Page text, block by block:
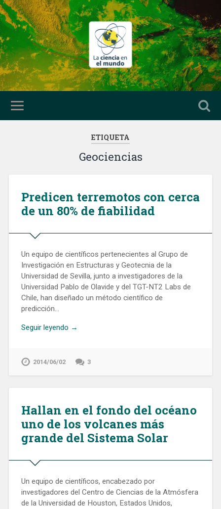
ETIQUETA
Geociencias
Predicen terremotos con cerca
de un 80% de fiabilidad
Un equipo de científicos pertenecientes al Grupo de
Investigación en Estructuras y Geotecnia de la
Universidad de Sevilla, junto a investigadores de la
Universidad Pablo de Olavide y del TGT-NT2 Labs de
Chile, han diseñado un método científico de
predicción…
Seguir leyendo →
2014/06/02 3
Hallan en el fondo del océano
uno de los volcanes más
grande del Sistema Solar
Un equipo de científicos, encabezado por
investigadores del Centro de Ciencias de la Atmósfera
de la Universidad de Houston, Estados Unidos,